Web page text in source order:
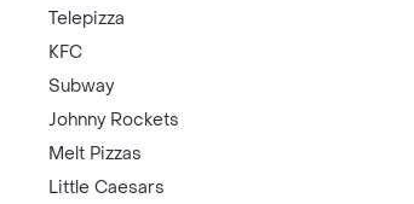
Telepizza
KFC
Subway
Johnny Rockets
Melt Pizzas
Little Caesars